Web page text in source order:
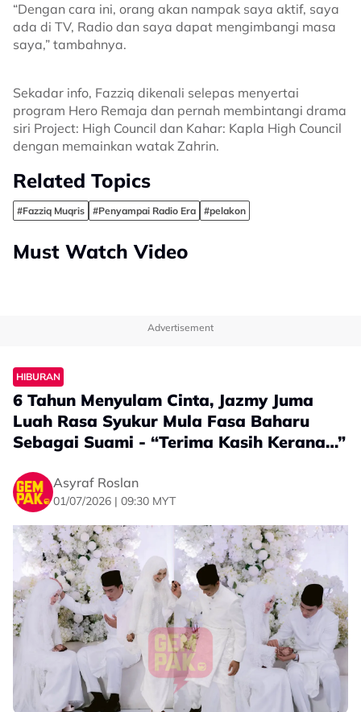
“Dengan cara ini, orang akan nampak saya aktif, saya
ada di TV, Radio dan saya dapat mengimbangi masa
saya,” tambahnya.
Sekadar info, Fazziq dikenali selepas menyertai
program Hero Remaja dan pernah membintangi drama
siri Project: High Council dan Kahar: Kapla High Council
dengan memainkan watak Zahrin.
Related Topics
#Fazziq Muqris #Penyampai Radio Era #pelakon
Must Watch Video
Advertisement
HIBURAN
6 Tahun Menyulam Cinta, Jazmy Juma
Luah Rasa Syukur Mula Fasa Baharu
Sebagai Suami - “Terima Kasih Kerana…”
Asyraf Roslan
01/07/2026 | 09:30 MYT